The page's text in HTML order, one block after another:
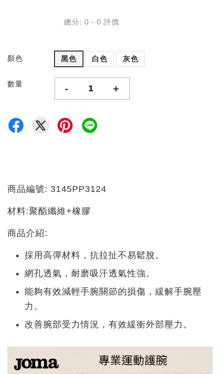
總分: 0 - 0 評價
顏色 黑色 白色 灰色
數量 - +
商品編號: 3145PP3124
材料:聚酯纖維+橡膠
商品介紹:
採用高彈材料，抗拉扯不易鬆脫。
網孔透氣，耐磨吸汗透氣性強。
能夠有效減輕手腕關節的損傷，緩解手腕壓
力。
改善腕部受力情況，有效緩衝外部壓力。